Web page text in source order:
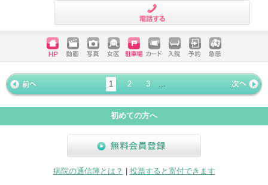
ホームペ
ージ
動画 写真 女医 駐車場
クレジッ
トカード
入院 予約 急患
« 前ペー
ジ
1 2 3
次ページ
»
初めての方へ
病院の通信簿とは？
投票すると寄付できます